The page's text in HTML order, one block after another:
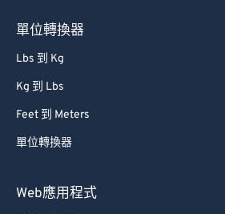
單位轉換器
Lbs 到 Kg
Kg 到 Lbs
Feet 到 Meters
單位轉換器
Web應用程式